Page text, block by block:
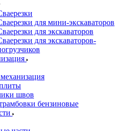
для мини-экскаваторов
для экскаваторов
для экскаваторов-
швов
бензиновые